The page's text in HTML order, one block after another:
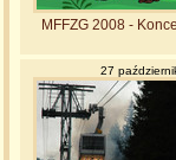
MFFZG 2008 -
27